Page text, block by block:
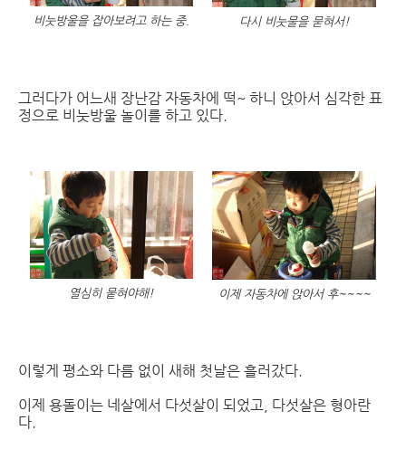
비눗방울을 잡아보려고 하는 중. 다시 비눗물을 묻혀서!
그러다가 어느새 장난감 자동차에 떡~ 하니 앉아서 심각한 표
정으로 비눗방울 놀이를 하고 있다.
열심히 뭍혀야해! 이제 자동차에 앉아서 후~~~~
이렇게 평소와 다름 없이 새해 첫날은 흘러갔다.
이제 용돌이는 네살에서 다섯살이 되었고, 다섯살은 형아란
다.